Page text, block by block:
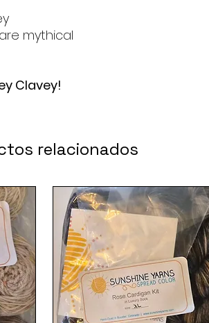
mythical
Clavey!
relacionados